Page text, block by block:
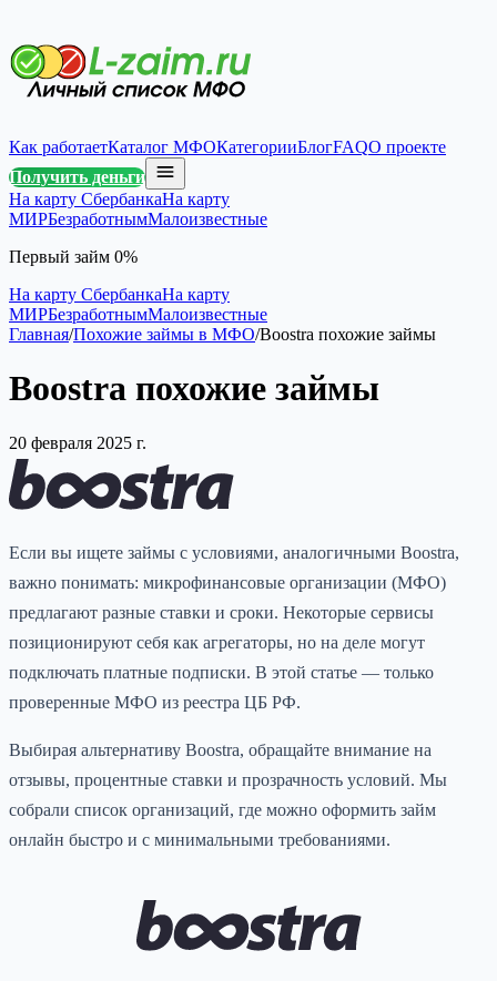
Как работаетКаталог МФОКатегорииБлогFAQО проекте
Получить деньги
На карту СбербанкаНа карту
МИРБезработнымМалоизвестные
Первый займ 0%
На карту СбербанкаНа карту
МИРБезработнымМалоизвестные
Главная/Похожие займы в МФО/Boostra похожие займы
Boostra похожие займы
20 февраля 2025 г.
Если вы ищете займы с условиями, аналогичными Boostra,
важно понимать: микрофинансовые организации (МФО)
предлагают разные ставки и сроки. Некоторые сервисы
позиционируют себя как агрегаторы, но на деле могут
подключать платные подписки. В этой статье — только
проверенные МФО из реестра ЦБ РФ.
Выбирая альтернативу Boostra, обращайте внимание на
отзывы, процентные ставки и прозрачность условий. Мы
собрали список организаций, где можно оформить займ
онлайн быстро и с минимальными требованиями.